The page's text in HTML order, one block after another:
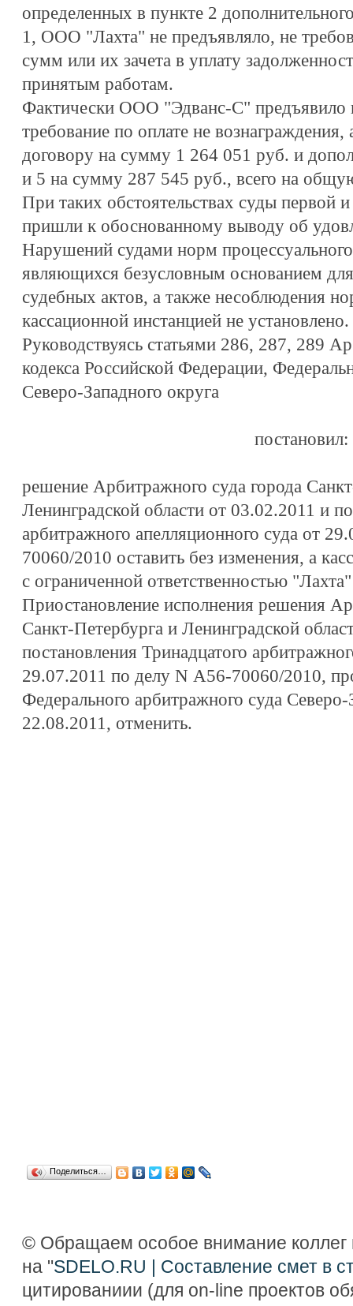
определенных в пункте 2
1, ООО "Лахта" не предъявляло, не
сумм или их зачета в уплату
принятым работам.
Фактически ООО "Эдванс-С" предъявило
требование по оплате не
договору на сумму 1 264 051 руб. и
и 5 на сумму 287 545 руб., всего на
При таких обстоятельствах суды первой
пришли к обоснованному выводу об
Нарушений судами норм
являющихся безусловным основанием
судебных актов, а также несоблюдения
кассационной инстанцией не установлено.
Руководствуясь статьями 286, 287, 289
кодекса Российской Федерации,
Северо-Западного округа
постановил:
решение Арбитражного суда города
Ленинградской области от 03.02.2011 и
арбитражного апелляционного суда от
70060/2010 оставить без изменения, а
с ограниченной ответственностью
Приостановление исполнения решения
Санкт-Петербурга и Ленинградской
постановления Тринадцатого
29.07.2011 по делу N А56-70060/2010,
Федерального арбитражного суда Северо-
22.08.2011, отменить.
Поделиться…
© Обращаем особое внимание коллег
на "SDELO.RU | Составление смет в
цитированиии (для on-line проектов